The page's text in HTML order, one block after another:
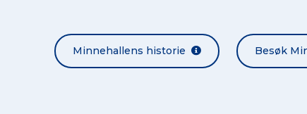
Minnehallens historie Besøk